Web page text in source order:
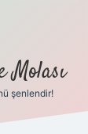
Molası
şenlendir!